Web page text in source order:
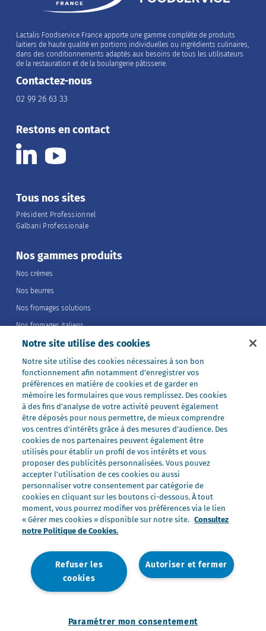
Lactalis Foodservice France apporte une gamme complète de produits
laitiers de haute qualité en portions individuelles ou ingrédients culinaires,
dans des conditionnements adaptés aux besoins de tous les utilisateurs
de la restauration et de la boulangerie pâtisserie.
Contactez-nous
02 99 26 63 33
Restons en contact
Tous nos sites
Président Professionnel
Galbani Professionale
Nos gammes produits
Nos crèmes
Nos beurres
Nos fromages solutions
Nos fromages italiens
Nos fromages portions
Nos fromages entiers
Nos préparations
Nos ultra-frais
Nos laits
Nos marques
Président Professionnel
Galbani Professionale
Lactel Professionnel
Société Professionnel
Salakis Professionnel
Nous rejoindre
Rejoindre le Groupe Lactalis
Les métiers du Foodservice
Nos offres
Notre site utilise des cookies
Notre site utilise des cookies nécessaires à son bon
fonctionnement afin notamment d’enregistrer vos
préférences en matière de cookies et de garder en
mémoire les formulaires que vous remplissez. Des cookies
à des fins d’analyse de votre activité peuvent également
être déposés pour nous permettre, de mieux comprendre
vos centres d'intérêts grâce à des mesures d’audience. Des
cookies de nos partenaires peuvent également être
utilisés pour établir un profil de vos intérêts et vous
proposer des publicités personnalisées. Vous pouvez
accepter l’utilisation de ces cookies ou aussi
personnaliser votre consentement par catégorie de
cookies en cliquant sur les boutons ci-dessous. À tout
moment, vous pourrez modifier vos préférences via le lien
« Gérer mes cookies » disponible sur notre site. Consultez
notre Politique de Cookies.
Autoriser et fermer
Refuser les
cookies
Paramétrer mon consentement